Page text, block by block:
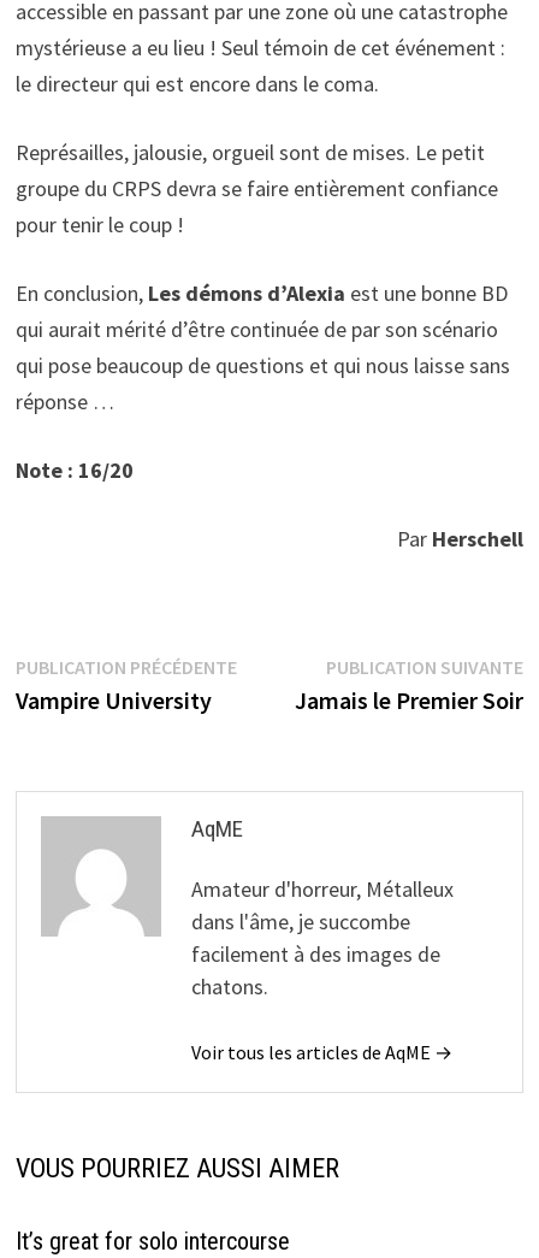
accessible en passant par une zone où une catastrophe
mystérieuse a eu lieu ! Seul témoin de cet événement :
le directeur qui est encore dans le coma.
Représailles, jalousie, orgueil sont de mises. Le petit
groupe du CRPS devra se faire entièrement confiance
pour tenir le coup !
En conclusion, Les démons d’Alexia est une bonne BD
qui aurait mérité d’être continuée de par son scénario
qui pose beaucoup de questions et qui nous laisse sans
réponse …
Note : 16/20
Par Herschell
Navigation
de
PUBLICATION PRÉCÉDENTEPublication
précédente :
Vampire University
PUBLICATION SUIVANTE
Jamais le Premier Soir
AqME
Amateur d'horreur, Métalleux
dans l'âme, je succombe
facilement à des images de
chatons.
Voir tous les articles de AqME →
VOUS POURRIEZ AUSSI AIMER
It’s great for solo intercourse